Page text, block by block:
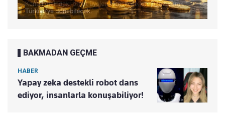
BAKMADAN GEÇME
HABER
Yapay zeka destekli robot dans
ediyor, insanlarla konuşabiliyor!